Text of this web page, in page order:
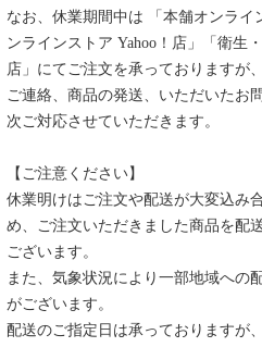
なお、休業期間中は 「本舗オンライ
ンラインストア Yahoo！店」「衛生
店」にてご注文を承っておりますが
ご連絡、商品の発送、いただいたお
次ご対応させていただきます。
【ご注意ください】
休業明けはご注文や配送が大変込み
め、ご注文いただきました商品を配
ございます。
また、気象状況により一部地域への
がございます。
配送のご指定日は承っておりますが